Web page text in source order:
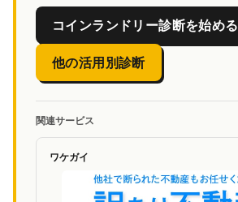
コインランドリー診断を始める
他の活用別診断
関連サービス
ワケガイ